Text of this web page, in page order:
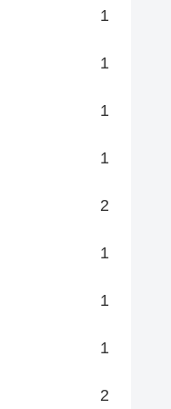
1
1
1
1
2
1
1
1
2